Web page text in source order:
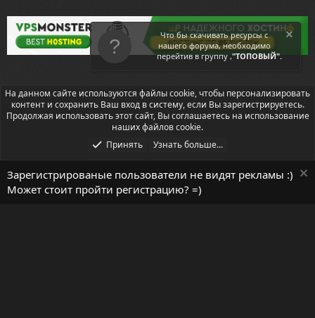
DCMS-Social
Что бы скачивать ресурсы с
нашего форума, необходимо
перейтив в группу ,"ТОПОВЫЙ".
На данном сайте используются файлы cookie, чтобы персонализировать
контент и сохранить Ваш вход в систему, если Вы зарегистрируетесь.
Продолжая использовать этот сайт, Вы соглашаетесь на использование
наших файлов cookie.
Принять
Узнать больше...
Зарегистрированые пользователи не видят рекламы :)
Может стоит пройти регистрацию? =)